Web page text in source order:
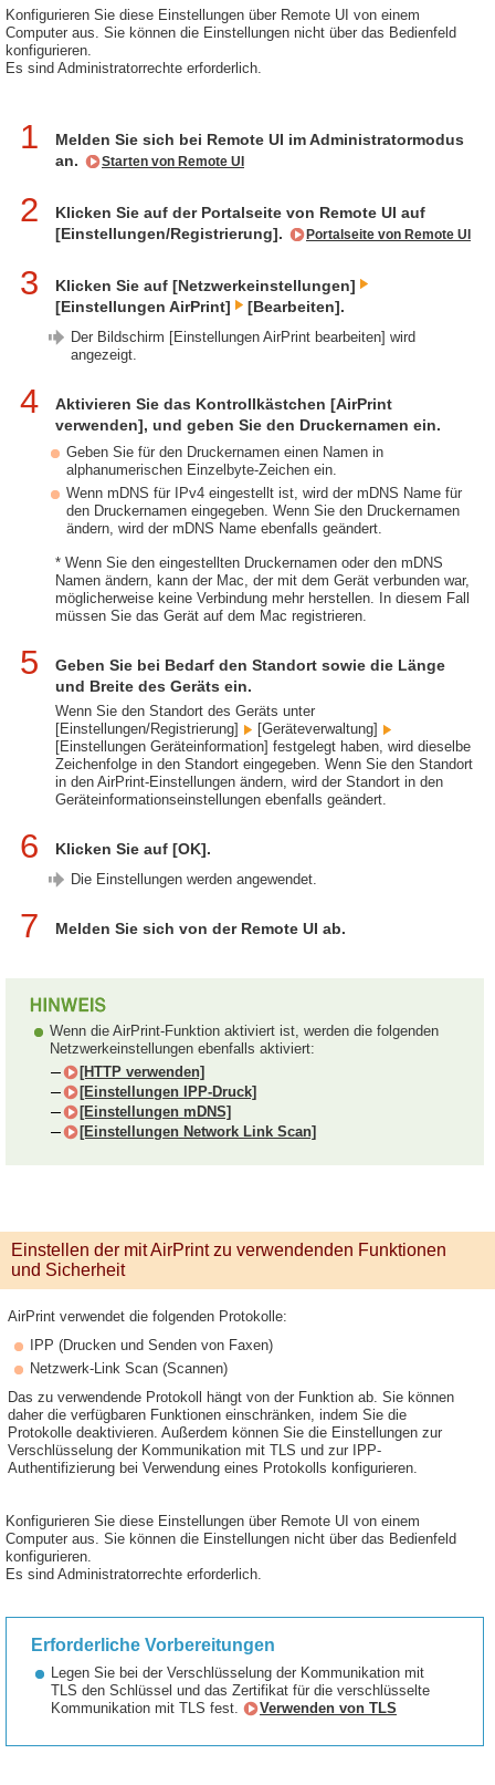
Konfigurieren Sie diese Einstellungen über Remote UI von einem
Computer aus. Sie können die Einstellungen nicht über das Bedienfeld
konfigurieren.
Es sind Administratorrechte erforderlich.
1
Melden Sie sich bei Remote UI im Administratormodus
an.
Starten von Remote UI
2
Klicken Sie auf der Portalseite von Remote UI auf
[Einstellungen/Registrierung].
Portalseite von Remote UI
3
Klicken Sie auf [Netzwerkeinstellungen]
[Einstellungen AirPrint]
[Bearbeiten].
Der Bildschirm [Einstellungen AirPrint bearbeiten] wird
angezeigt.
4
Aktivieren Sie das Kontrollkästchen [AirPrint
verwenden], und geben Sie den Druckernamen ein.
Geben Sie für den Druckernamen einen Namen in
alphanumerischen Einzelbyte-Zeichen ein.
Wenn mDNS für IPv4 eingestellt ist, wird der mDNS Name für
den Druckernamen eingegeben. Wenn Sie den Druckernamen
ändern, wird der mDNS Name ebenfalls geändert.
* Wenn Sie den eingestellten Druckernamen oder den mDNS
Namen ändern, kann der Mac, der mit dem Gerät verbunden war,
möglicherweise keine Verbindung mehr herstellen. In diesem Fall
müssen Sie das Gerät auf dem Mac registrieren.
5
Geben Sie bei Bedarf den Standort sowie die Länge
und Breite des Geräts ein.
Wenn Sie den Standort des Geräts unter
[Einstellungen/Registrierung]
[Geräteverwaltung]
[Einstellungen Geräteinformation] festgelegt haben, wird dieselbe
Zeichenfolge in den Standort eingegeben. Wenn Sie den Standort
in den AirPrint-Einstellungen ändern, wird der Standort in den
Geräteinformationseinstellungen ebenfalls geändert.
6 Klicken Sie auf [OK].
Die Einstellungen werden angewendet.
7 Melden Sie sich von der Remote UI ab.
Wenn die AirPrint-Funktion aktiviert ist, werden die folgenden
Netzwerkeinstellungen ebenfalls aktiviert:
[HTTP verwenden]
[Einstellungen IPP-Druck]
[Einstellungen mDNS]
[Einstellungen Network Link Scan]
Einstellen der mit AirPrint zu verwendenden Funktionen
und Sicherheit
AirPrint verwendet die folgenden Protokolle:
IPP (Drucken und Senden von Faxen)
Netzwerk-Link Scan (Scannen)
Das zu verwendende Protokoll hängt von der Funktion ab. Sie können
daher die verfügbaren Funktionen einschränken, indem Sie die
Protokolle deaktivieren. Außerdem können Sie die Einstellungen zur
Verschlüsselung der Kommunikation mit TLS und zur IPP-
Authentifizierung bei Verwendung eines Protokolls konfigurieren.
Konfigurieren Sie diese Einstellungen über Remote UI von einem
Computer aus. Sie können die Einstellungen nicht über das Bedienfeld
konfigurieren.
Es sind Administratorrechte erforderlich.
Erforderliche Vorbereitungen
Legen Sie bei der Verschlüsselung der Kommunikation mit
TLS den Schlüssel und das Zertifikat für die verschlüsselte
Kommunikation mit TLS fest.
Verwenden von TLS